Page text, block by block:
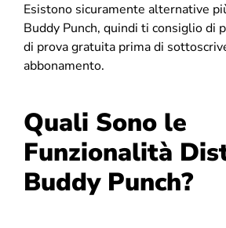
Esistono sicuramente alternative
Buddy Punch, quindi ti consiglio di
di prova gratuita prima di
abbonamento.
Quali Sono le
Funzionalità
Buddy Punch?